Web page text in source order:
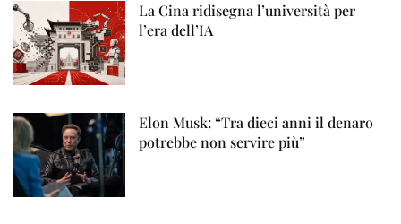
La Cina ridisegna l’università per
l’era dell’IA
Elon Musk: “Tra dieci anni il denaro
potrebbe non servire più”